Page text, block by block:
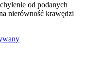
od podanych
nierówność krawędzi